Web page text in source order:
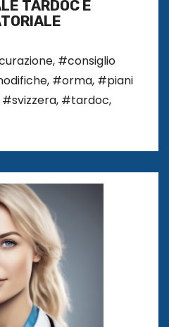
TARDOC E
, #consiglio
, #orma, #piani
#svizzera, #tardoc,